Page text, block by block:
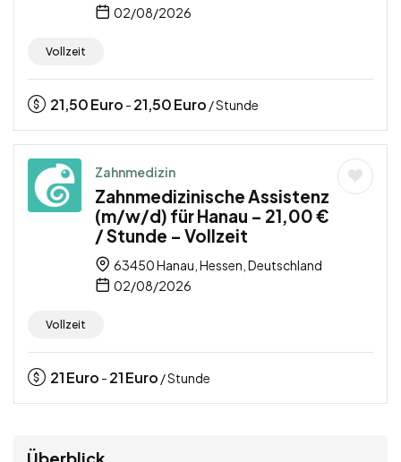
02/08/2026
Vollzeit
21,50Euro - 21,50Euro / Stunde
Zahnmedizin
Zahnmedizinische Assistenz
(m/w/d) für Hanau – 21,00 €
/ Stunde – Vollzeit
63450 Hanau, Hessen, Deutschland
02/08/2026
Vollzeit
21Euro - 21Euro / Stunde